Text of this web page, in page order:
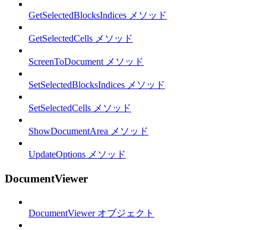
GetSelectedBlocksIndices メソッド
GetSelectedCells メソッド
ScreenToDocument メソッド
SetSelectedBlocksIndices メソッド
SetSelectedCells メソッド
ShowDocumentArea メソッド
UpdateOptions メソッド
DocumentViewer
DocumentViewer オブジェクト